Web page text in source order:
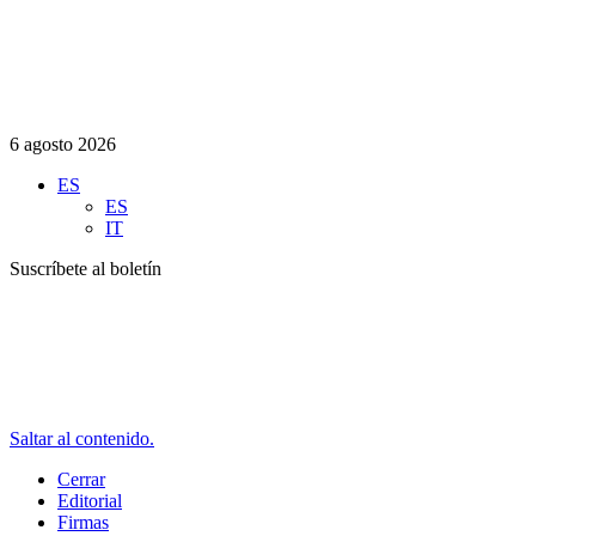
6 agosto 2026
ES
ES
IT
Suscríbete al boletín
Saltar al contenido.
Cerrar
Editorial
Firmas